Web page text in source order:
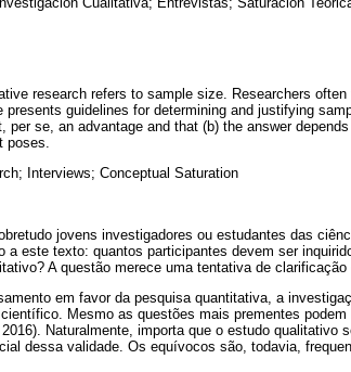
research refers to sample size. Researchers
guidelines for determining and justifying
per se, an advantage and that (b) the answer
poses.
Interviews; Conceptual Saturation
jovens investigadores ou estudantes das
a este texto: quantos participantes devem ser
A questão merece uma tentativa de clarificação
em favor da pesquisa quantitativa, a
Mesmo as questões mais prementes
, 2016). Naturalmente, importa que o estudo qualitativo
dessa validade. Os equívocos são, todavia,